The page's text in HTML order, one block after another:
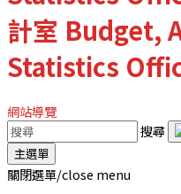
計室 Budget,
Statistics
網站導覽
搜尋
主選單
關閉選單/close menu